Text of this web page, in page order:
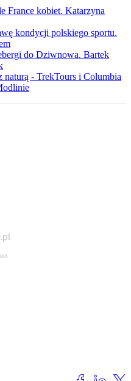
France kobiet. Katarzyna
kondycji polskiego sportu.
do Dziwnowa. Bartek
naturą - TrekTours i Columbia